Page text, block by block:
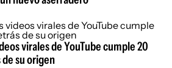
virales de YouTube cumple 20
su origen